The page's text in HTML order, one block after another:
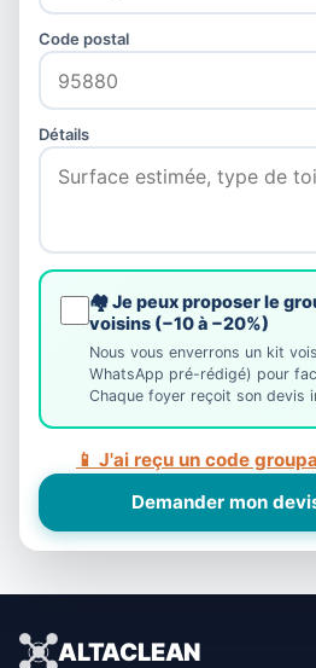
Code postal
Détails
🏘️ Je peux proposer le
voisins (−10 à −20%)
Nous vous enverrons un kit
WhatsApp pré-rédigé) pour
Chaque foyer reçoit son devis
📱 J'ai reçu un code
Demander mon
ALTACLEAN